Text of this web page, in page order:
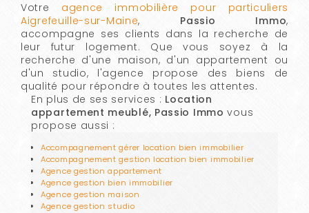
Votre agence immobilière pour particuliers
Aigrefeuille-sur-Maine, Passio Immo,
accompagne ses clients dans la recherche de
leur futur logement. Que vous soyez à la
recherche d'une maison, d'un appartement ou
d'un studio, l'agence propose des biens de
qualité pour répondre à toutes les attentes.
En plus de ses services : Location
appartement meublé, Passio Immo vous
propose aussi :
Accompagnement gérer location bien immobilier
Accompagnement gestion location bien immobilier
Agence gestion appartement
Agence gestion bien immobilier
Agence gestion maison
Agence gestion studio